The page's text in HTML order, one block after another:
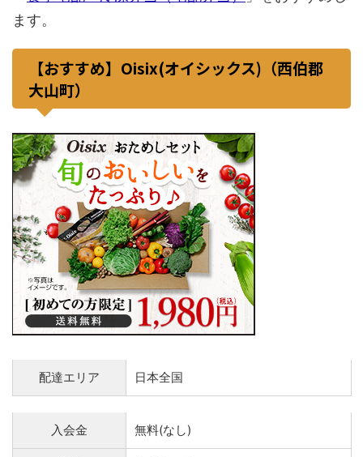
ます。
【おすすめ】Oisix(オイシックス)（西伯郡
大山町）
配達エリア 日本全国
入会金 無料(なし)